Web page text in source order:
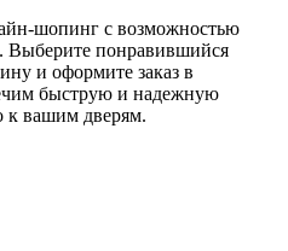
шопинг с возможностью
Выберите понравившийся
и оформите заказ в
быструю и надежную
к вашим дверям.